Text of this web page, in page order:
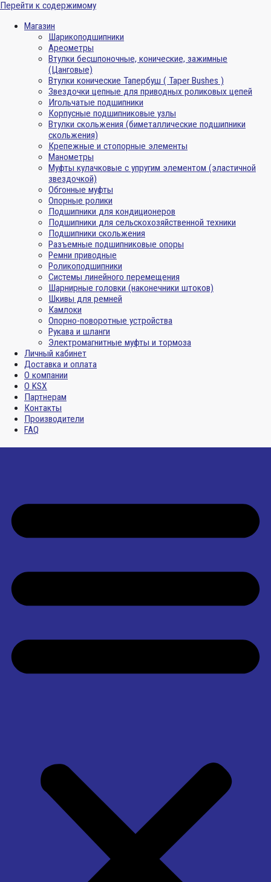
Перейти к содержимому
Магазин
Шарикоподшипники
Ареометры
Втулки бесшпоночные, конические, зажимные
(Цанговые)
Втулки конические Тапербуш ( Taper Bushes )
Звездочки цепные для приводных роликовых цепей
Игольчатые подшипники
Корпусные подшипниковые узлы
Втулки скольжения (биметаллические подшипники
скольжения)
Крепежные и стопорные элементы
Манометры
Муфты кулачковые с упругим элементом (эластичной
звездочкой)
Обгонные муфты
Опорные ролики
Подшипники для кондиционеров
Подшипники для сельскохозяйственной техники
Подшипники скольжения
Разъемные подшипниковые опоры
Ремни приводные
Роликоподшипники
Системы линейного перемещения
Шарнирные головки (наконечники штоков)
Шкивы для ремней
Камлоки
Опорно-поворотные устройства
Рукава и шланги
Электромагнитные муфты и тормоза
Личный кабинет
Доставка и оплата
О компании
О KSX
Партнерам
Контакты
Производители
FAQ